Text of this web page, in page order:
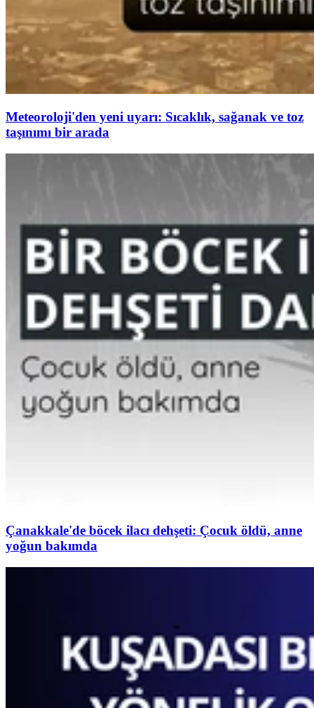
Meteoroloji'den yeni uyarı: Sıcaklık, sağanak ve toz
taşınımı bir arada
Çanakkale'de böcek ilacı dehşeti: Çocuk öldü, anne
yoğun bakımda